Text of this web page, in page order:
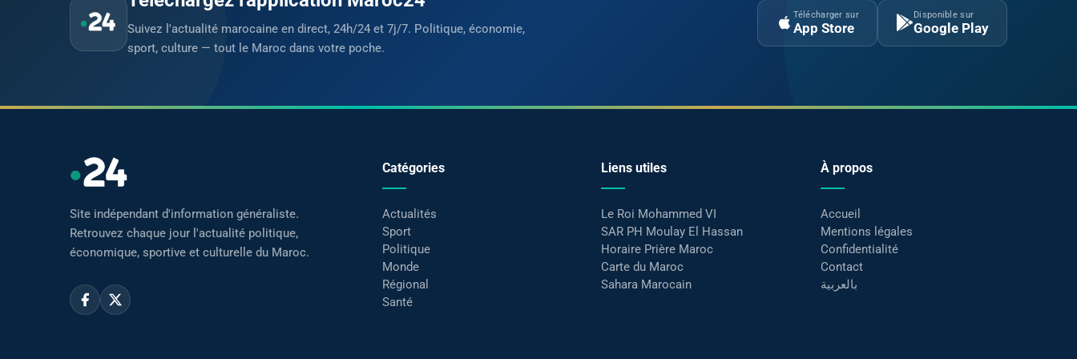
Suivez l'actualité marocaine en direct, 24h/24 et 7j/7. Politique, économie,
sport, culture — tout le Maroc dans votre poche.
Télécharger sur
App Store
Disponible sur
Google Play
Site indépendant d'information généraliste.
Retrouvez chaque jour l'actualité politique,
économique, sportive et culturelle du Maroc.
Catégories
Actualités
Sport
Politique
Monde
Régional
Santé
Liens utiles
Le Roi Mohammed VI
SAR PH Moulay El Hassan
Horaire Prière Maroc
Carte du Maroc
Sahara Marocain
À propos
Accueil
Mentions légales
Confidentialité
Contact
بالعربية